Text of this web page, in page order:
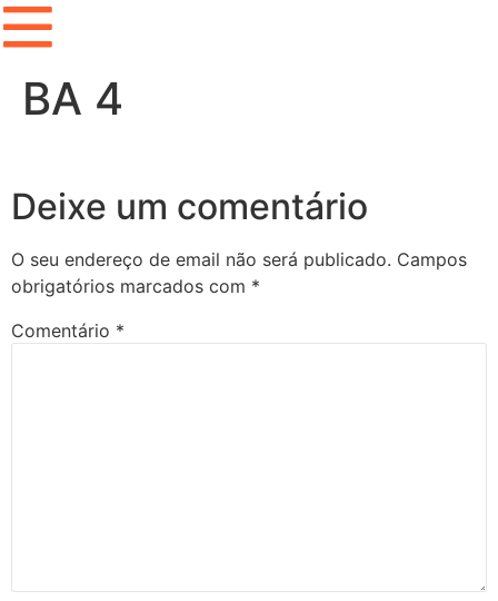
BA 4
Deixe um comentário
O seu endereço de email não será publicado. Campos
obrigatórios marcados com *
Comentário *